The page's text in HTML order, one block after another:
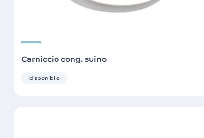
Carniccio cong. suino
disponibile